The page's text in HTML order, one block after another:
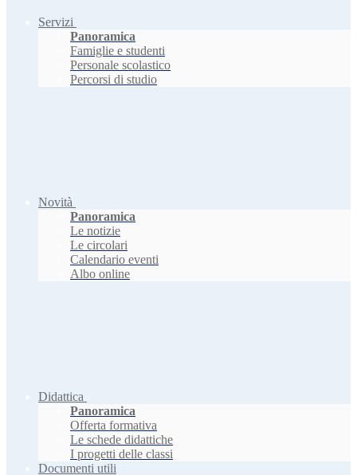
Servizi
Panoramica
Famiglie e studenti
Personale scolastico
Percorsi di studio
Novità
Panoramica
Le notizie
Le circolari
Calendario eventi
Albo online
Didattica
Panoramica
Offerta formativa
Le schede didattiche
I progetti delle classi
Documenti utili